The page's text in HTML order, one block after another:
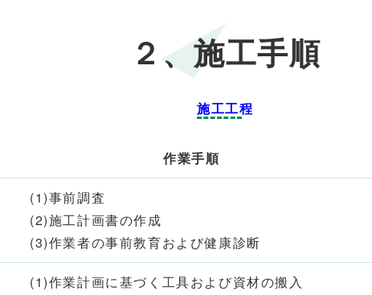
２、施工手順
施工工程
作業手順
(1)事前調査
(2)施工計画書の作成
(3)作業者の事前教育および健康診断
(1)作業計画に基づく工具および資材の搬入